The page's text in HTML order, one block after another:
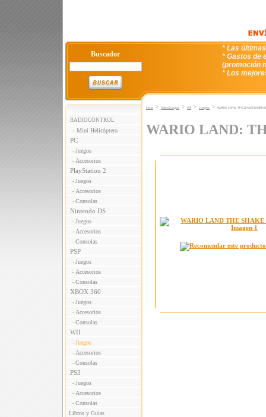
Buscador
* Las
* Gastos de
(promoción
* Los
RADIOCONTROL
- Mini Helicóptero
PC
- Juegos
- Accesorios
PlayStation 2
- Juegos
- Accesorios
- Consolas
Nintendo DS
- Juegos
- Accesorios
- Consolas
PSP
- Juegos
- Accesorios
- Consolas
XBOX 360
- Juegos
- Accesorios
- Consolas
WII
- Juegos
- Accesorios
- Consolas
PS3
- Juegos
- Accesorios
- Consolas
Libros y Guias
Inicio > VideoJuegos > WII > Juegos > WARIO LAND: THE SHAKE
WARIO LAND: